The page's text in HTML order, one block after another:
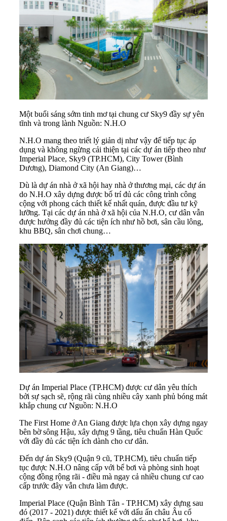
Một buổi sáng sớm tinh mơ tại chung cư Sky9 đầy sự yên
tĩnh và trong lành Nguồn: N.H.O
N.H.O mang theo triết lý giản dị như vậy để tiếp tục áp
dụng và không ngừng cải thiện tại các dự án tiếp theo như
Imperial Place, Sky9 (TP.HCM), City Tower (Bình
Dương), Diamond City (An Giang)…
Dù là dự án nhà ở xã hội hay nhà ở thương mại, các dự án
do N.H.O xây dựng được bố trí đủ các công trình công
cộng với phong cách thiết kế nhất quán, được đầu tư kỹ
lưỡng. Tại các dự án nhà ở xã hội của N.H.O, cư dân vẫn
được hưởng đầy đủ các tiện ích như hồ bơi, sân cầu lông,
khu BBQ, sân chơi chung…
Dự án Imperial Place (TP.HCM) được cư dân yêu thích
bởi sự sạch sẽ, rộng rãi cùng nhiều cây xanh phủ bóng mát
khắp chung cư Nguồn: N.H.O
The First Home ở An Giang được lựa chọn xây dựng ngay
bên bờ sông Hậu, xây dựng 9 tầng, tiêu chuẩn Hàn Quốc
với đầy đủ các tiện ích dành cho cư dân.
Đến dự án Sky9 (Quận 9 cũ, TP.HCM), tiêu chuẩn tiếp
tục được N.H.O nâng cấp với bể bơi và phòng sinh hoạt
cộng đồng rộng rãi - điều mà ngay cả nhiều chung cư cao
cấp trước đây vẫn chưa làm được.
Imperial Place (Quận Bình Tân - TP.HCM) xây dựng sau
đó (2017 - 2021) được thiết kế với dấu ấn châu Âu cổ